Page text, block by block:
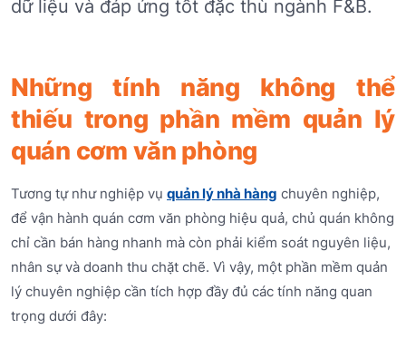
dữ liệu và đáp ứng tốt đặc thù ngành F&B.
Những tính năng không thể
thiếu trong phần mềm quản lý
quán cơm văn phòng
Tương tự như nghiệp vụ quản lý nhà hàng chuyên nghiệp,
để vận hành quán cơm văn phòng hiệu quả, chủ quán không
chỉ cần bán hàng nhanh mà còn phải kiểm soát nguyên liệu,
nhân sự và doanh thu chặt chẽ. Vì vậy, một phần mềm quản
lý chuyên nghiệp cần tích hợp đầy đủ các tính năng quan
trọng dưới đây: